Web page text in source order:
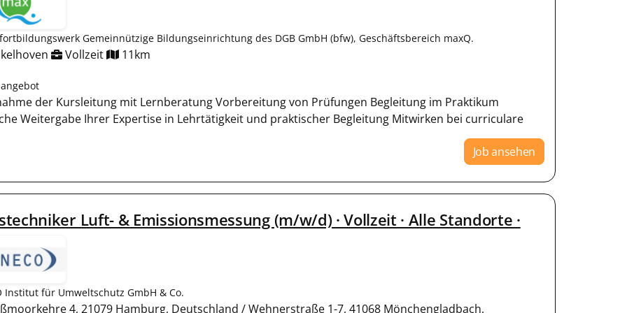
Gemeinnützige Bildungseinrichtung des DGB GmbH (bfw), Geschäftsbereich maxQ.
Vollzeit 11km
der Kursleitung mit Lernberatung Vorbereitung von Prüfungen Begleitung im Praktikum
Weitergabe Ihrer Expertise in Lehrtätigkeit und praktischer Begleitung Mitwirken bei curriculare
Job ansehen
Luft- & Emissionsmessung (m/w/d) · Vollzeit · Alle Standorte ·
Institut für Umweltschutz GmbH & Co.
4, 21079 Hamburg, Deutschland / Wehnerstraße 1-7, 41068 Mönchengladbach,